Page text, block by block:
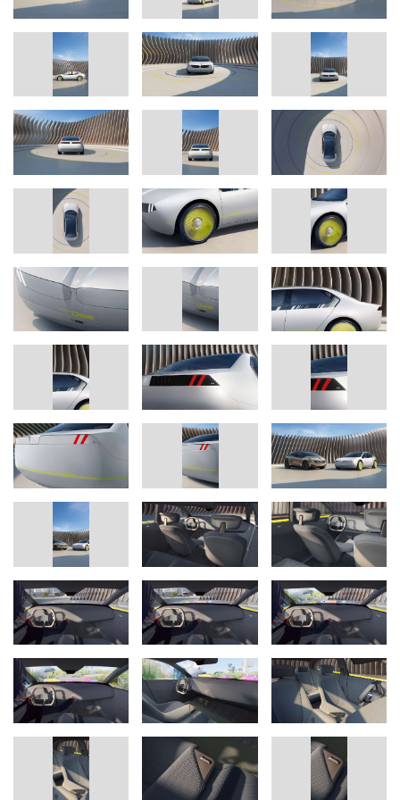
Performance. Beim BMW i Vision Dee geht es um die perfekte
Integration virtueller und physischer Erlebnisse“, sagt Frank
Weber, Vorstand der BMW AG für Entwicklung. „Wer diese
Integration der digitalen Lebenswelten seiner Kunden ins
Fahrzeug auf allen Ebenen beherrscht, beherrscht die Zukunft
des Automobilbaus.“
Der BMW Mixed Reality Slider: in fünf Stufen in die virtuelle Welt
Digitales Highlight und zentrales Bedienelement des BMW i Vision
Dee ist, in Verbindung mit dem erweiterten Head-up-Display, der
BMW Mixed Reality Slider. Durch Shy-Tech-Sensorik auf dem
Armaturenbrett können Fahrerinnen und Fahrer das Maß an
digitalen Inhalten selbst bestimmen, die auf dem erweiterten
BMW Head-up-Display zu sehen sind. Die fünfstufige Auswahl
reicht von analog, über fahrrelevanten Informationen, über Inhalte
des Kommunikationssystems und eine Augmented-Reality-
Projektion bis hin zum Einstieg in virtuelle Welten. Parallel dazu
kann die Realität mithilfe von dimmbaren Scheiben nach und
Vision Dee ohne zusätzliche Hilfsmittel auf immersive,
verschiedene Sinne ansprechende Weise erlebbar und schafft für
den Nutzer eine neue Dimension der Fahrfreude.
Das erweiterte BMW Head-up-Display: ab 2025 in der NEUEN
KLASSE
Die BMW Group ist im Automobilbereich der Pionier des Head-
up-Displays und entwickelt diese Technologie seit zwei
Jahrzehnten konsequent weiter. Im BMW i Vision Dee ermöglicht
die Projektion auf die gesamte Breite der Windschutzscheibe die
Anzeige von Informationen auf einer größtmöglichen
Displayfläche, die zudem erst bei ihrer Aktivierung als solche
erkennbar wird. Damit zeigt die BMW Group das große Potenzial
der Projektionstechnik. Der BMW i Vision Dee visualisiert, wie ein
erweitertes Head-up-Display in Zukunft auch für das
Anzeigebedienkonzept genutzt werden kann. Bereits ab 2025
wird die Serienableitung des BMW Head-up-Display über die
gesamte Breite der Windschutzscheibe in den Modellen der
NEUEN KLASSE zum Einsatz kommen.
Begrüßungsszenario mit Sprache und Phygital Icons
einem individuellen Begrüßungsszenario, das grafische Elemente,
Licht und Soundeffekte umfasst. Natürliche Sprache dient dabei
als einfachste und intuitive Interaktionsform zur perfekten